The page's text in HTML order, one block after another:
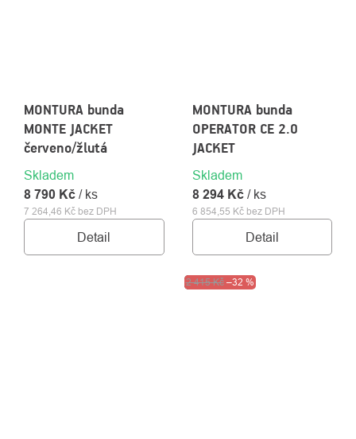
MONTURA bunda
MONTE JACKET
červeno/žlutá
Skladem
7 264,46 Kč bez DPH
8 790 Kč / ks
Detail
MONTURA bunda
OPERATOR CE 2.0
JACKET
Skladem
6 854,55 Kč bez DPH
8 294 Kč / ks
Detail
Výprodej
2 415 Kč –32 %